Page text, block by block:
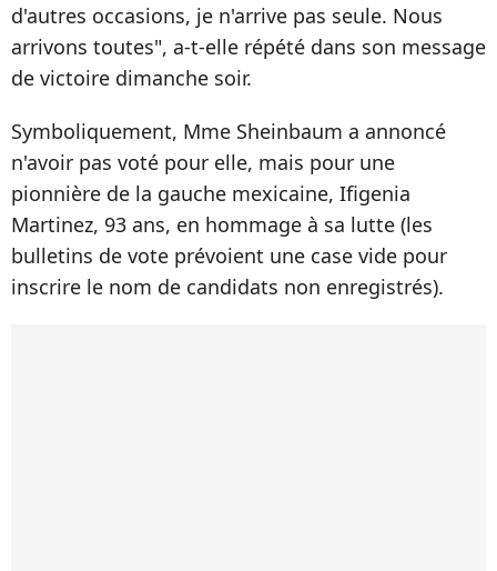
d'autres occasions, je n'arrive pas seule. Nous
arrivons toutes", a-t-elle répété dans son message
de victoire dimanche soir.
Symboliquement, Mme Sheinbaum a annoncé
n'avoir pas voté pour elle, mais pour une
pionnière de la gauche mexicaine, Ifigenia
Martinez, 93 ans, en hommage à sa lutte (les
bulletins de vote prévoient une case vide pour
inscrire le nom de candidats non enregistrés).